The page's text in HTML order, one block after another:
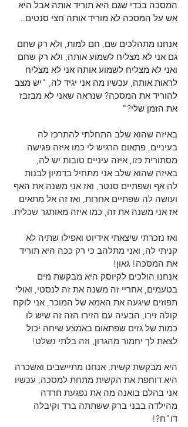
המסכה בכדי שגם היא תוריד אותה אבל היא
אש על המסכה לא מוריד אותה חצי סנטים..
אנחנו מתהלכים שם, חם למות, ולא רק שחם
גם אני לא מצליח לשמוע אותה, ולא רק שחם
ואני לא מצליח לשמוע אותה אני לא מצליח
לראות אותה, עכשיו מה אני יגיד לה, "יש מצב
להוריד את המסכה? שנראה שאני לא מבזבז
את הזמן שלי?"
באיזה שהוא שלב התחלתי להתרכז לה
בעיניים, פתאום הרגיש לי כמו איזה פגישה
מסתורית כזו, איזה עיניים טובות יש לה,
באיזה שהוא שלב אני מתחיל בדמיון לבנות
לה אף ושפתיים סנטר, ואז אני משנה את האף
ועושה לה שפתיים אחרות, ואז זה אל מתאים
אז אני משנה את זה, כמו איזה מאותגר שכלית.
ואז נזכרתי שיצאתי אידיוט ואפילו שתיה לא
קניתי לה, ואני מתלהב כי רק ככה היא תוריד
את המסכה! גאון!
אנחנו הולכים לקיוסק היא מבקשת מים
בטעמים, אחריי זה משנה את זה לנסטי, ואולי
תפוזים שיגעה את האמא של המוכר, אני לוקח
קולה זירו, הבעיה עם הזירו הזה זה שיש לו
כמות של גזים שפתאום באמצע שיחה יכול
לצאת לך יחמור מהגרון, וזה בלתי נשלט!
היא מבקשת קשית, אנחנו מתיישבים ואשכרה
היא דוחפת את הקשית מתחת למסכה, עכשיו
אני בהלם בואנה מה את נפגעת חרדה
מהילדה בבני ברק ששתתה ברד וקיבלה
דו"ח?!